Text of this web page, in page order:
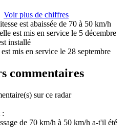
Voir plus de chiffres
est abaissée de 70 à 50 km/h
est mis en service le 5 décembre
installé
mis en service le 28 septembre
commentaires
sur ce radar
:
de 70 km/h à 50 km/h a-t'il été